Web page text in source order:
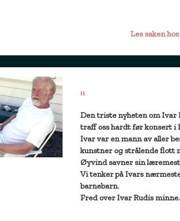
Les saken
"
Den triste nyheten om Ivar
traff oss hardt før konsert i
Ivar var en mann av aller
kunstner og strålende flott
Øyvind savner sin
Vi tenker på Ivars
barnebarn.
Fred over Ivar Rudis minne.